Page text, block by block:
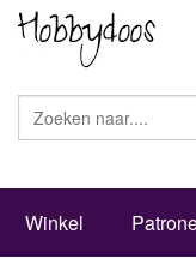
Winkel